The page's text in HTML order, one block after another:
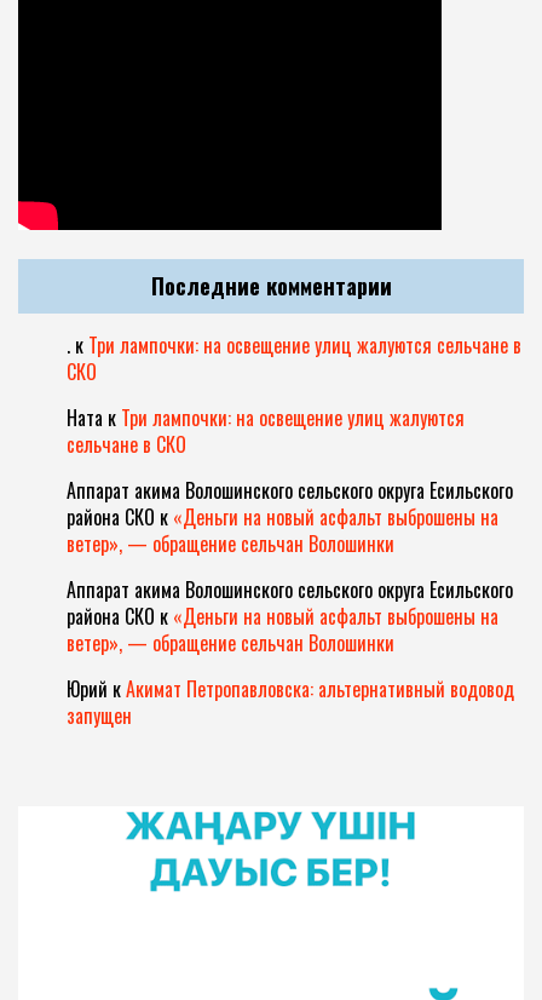
Последние комментарии
. к Три лампочки: на освещение улиц жалуются сельчане в
СКО
Ната к Три лампочки: на освещение улиц жалуются
сельчане в СКО
Аппарат акима Волошинского сельского округа Есильского
района СКО к «Деньги на новый асфальт выброшены на
ветер», — обращение сельчан Волошинки
Аппарат акима Волошинского сельского округа Есильского
района СКО к «Деньги на новый асфальт выброшены на
ветер», — обращение сельчан Волошинки
Юрий кАкимат Петропавловска: альтернативный водовод
запущен